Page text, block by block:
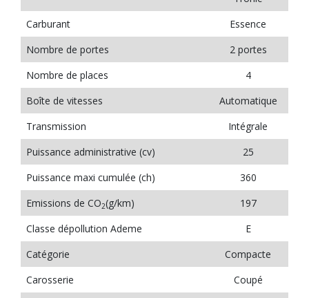
Carburant
Essence
Nombre de portes
2 portes
Nombre de places
4
Boîte de vitesses
Automatique
Transmission
Intégrale
Puissance administrative (cv)
25
Puissance maxi cumulée (ch)
360
Emissions de CO2(g/km)
197
Classe dépollution Ademe
E
Catégorie
Compacte
Carosserie
Coupé